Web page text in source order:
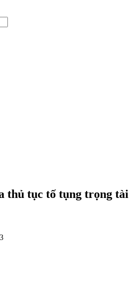
thủ tục tố tụng trọng tài